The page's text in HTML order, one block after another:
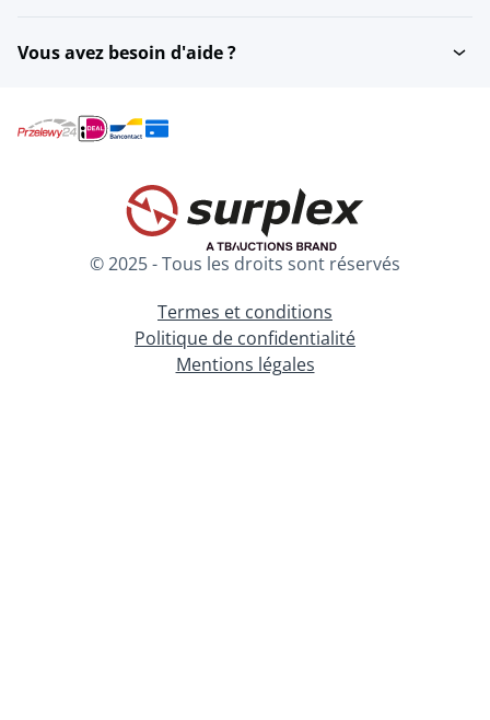
Vous avez besoin d'aide ?
© 2025 - Tous les droits sont réservés
Termes et conditions
Politique de confidentialité
Mentions légales